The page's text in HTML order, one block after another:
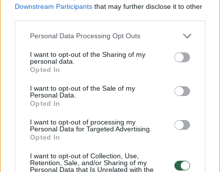
Downstream Participants that may further disclose it to other
Personal Data Processing Opt Outs
I want to opt-out of the Sharing of my
personal data.
Opted In
I want to opt-out of the Sale of my
Personal Data.
Opted In
I want to opt-out of processing my
Personal Data for Targeted Advertising.
Opted In
I want to opt-out of Collection, Use,
Retention, Sale, and/or Sharing of my
Personal Data that Is Unrelated with the
nusikaltimų tyrimų tarnybai (FNTT).
Susiję straipsniai